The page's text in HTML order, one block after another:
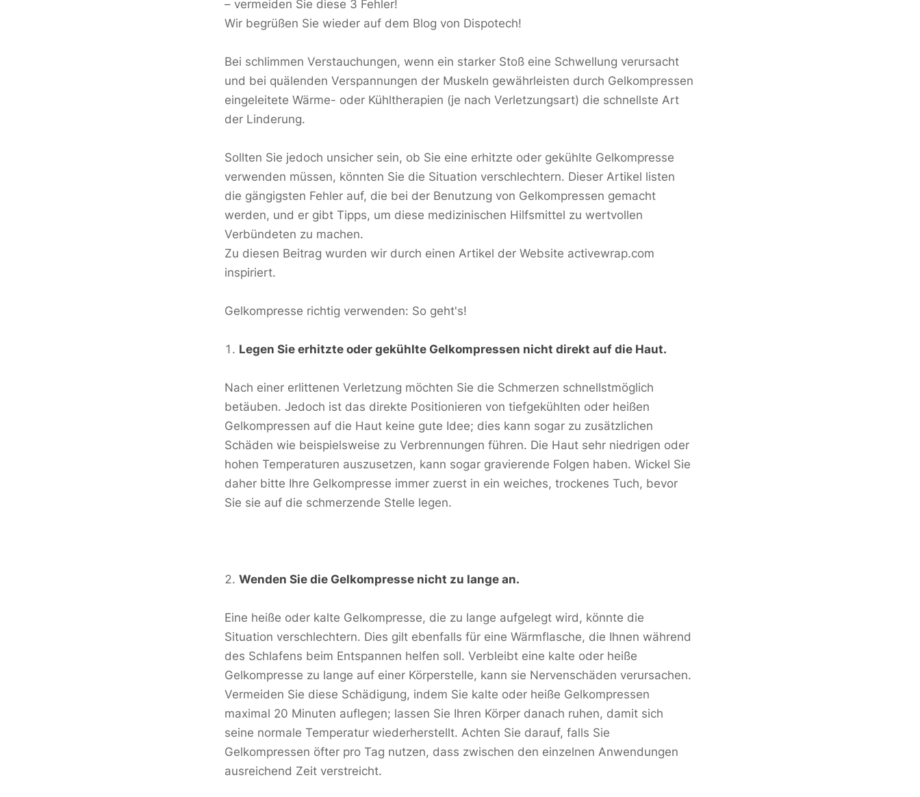
– vermeiden Sie diese 3 Fehler!
Wir begrüßen Sie wieder auf dem Blog von Dispotech!
Bei schlimmen Verstauchungen, wenn ein starker Stoß eine Schwellung verursacht
und bei quälenden Verspannungen der Muskeln gewährleisten durch Gelkompressen
eingeleitete Wärme- oder Kühltherapien (je nach Verletzungsart) die schnellste Art
der Linderung.
Sollten Sie jedoch unsicher sein, ob Sie eine erhitzte oder gekühlte Gelkompresse
verwenden müssen, könnten Sie die Situation verschlechtern. Dieser Artikel listen
die gängigsten Fehler auf, die bei der Benutzung von Gelkompressen gemacht
werden, und er gibt Tipps, um diese medizinischen Hilfsmittel zu wertvollen
Verbündeten zu machen.
Zu diesen Beitrag wurden wir durch einen Artikel der Website activewrap.com
inspiriert.
Gelkompresse richtig verwenden: So geht's!
Legen Sie erhitzte oder gekühlte Gelkompressen nicht direkt auf die Haut.
Nach einer erlittenen Verletzung möchten Sie die Schmerzen schnellstmöglich
betäuben. Jedoch ist das direkte Positionieren von tiefgekühlten oder heißen
Gelkompressen auf die Haut keine gute Idee; dies kann sogar zu zusätzlichen
Schäden wie beispielsweise zu Verbrennungen führen. Die Haut sehr niedrigen oder
hohen Temperaturen auszusetzen, kann sogar gravierende Folgen haben. Wickel Sie
daher bitte Ihre Gelkompresse immer zuerst in ein weiches, trockenes Tuch, bevor
Sie sie auf die schmerzende Stelle legen.
Wenden Sie die Gelkompresse nicht zu lange an.
Eine heiße oder kalte Gelkompresse, die zu lange aufgelegt wird, könnte die
Situation verschlechtern. Dies gilt ebenfalls für eine Wärmflasche, die Ihnen während
des Schlafens beim Entspannen helfen soll. Verbleibt eine kalte oder heiße
Gelkompresse zu lange auf einer Körperstelle, kann sie Nervenschäden verursachen.
Vermeiden Sie diese Schädigung, indem Sie kalte oder heiße Gelkompressen
maximal 20 Minuten auflegen; lassen Sie Ihren Körper danach ruhen, damit sich
seine normale Temperatur wiederherstellt. Achten Sie darauf, falls Sie
Gelkompressen öfter pro Tag nutzen, dass zwischen den einzelnen Anwendungen
ausreichend Zeit verstreicht.